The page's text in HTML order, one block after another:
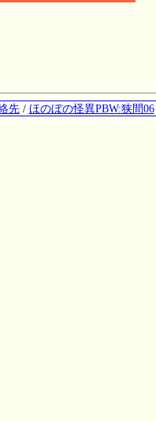
先/ ほのぼの怪異PBW:狭間06